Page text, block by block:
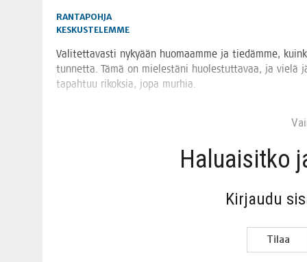
RANTAPOHJA
KESKUSTELEMME
Vali­tet­ta­vas­ti nyky­ään huo­maam­me ja tie­däm­me,
tun­net­ta. Tämä on mie­les­tä­ni huo­les­tut­ta­vaa, ja vie­lä
tapah­tuu rikok­sia, jopa murhia.
Haluai­sit­ko
Kir­jau­du
Tilaa